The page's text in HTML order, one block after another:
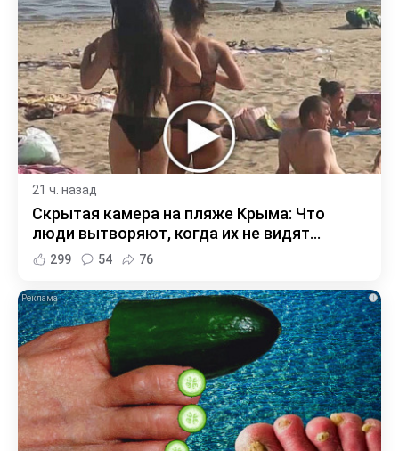
21 ч. назад
Скрытая камера на пляже Крыма: Что
люди вытворяют, когда их не видят...
299 54 76
i